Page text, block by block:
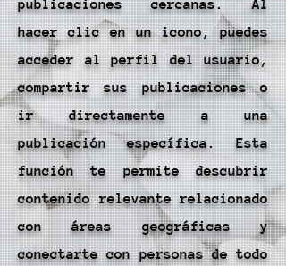
publicaciones cercanas. Al
hacer clic en un icono, puedes
acceder al perfil del usuario,
compartir sus publicaciones o
ir directamente a una
publicación específica. Esta
función te permite descubrir
contenido relevante relacionado
con áreas geográficas y
conectarte con personas de todo